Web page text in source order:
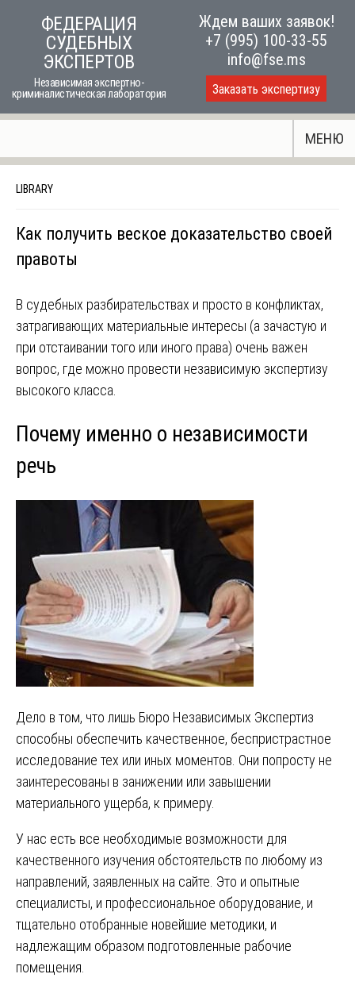
ФЕДЕРАЦИЯ
СУДЕБНЫХ
ЭКСПЕРТОВ
Независимая экспертно-
криминалистическая лаборатория
Ждем ваших заявок!
+7 (995) 100-33-55
info@fse.ms
Заказать экспертизу
МЕНЮ
LIBRARY
Как получить веское доказательство своей
правоты
В судебных разбирательствах и просто в конфликтах,
затрагивающих материальные интересы (а зачастую и
при отстаивании того или иного права) очень важен
вопрос, где можно провести независимую экспертизу
высокого класса.
Почему именно о независимости
речь
Дело в том, что лишь Бюро Независимых Экспертиз
способны обеспечить качественное, беспристрастное
исследование тех или иных моментов. Они попросту не
заинтересованы в занижении или завышении
материального ущерба, к примеру.
У нас есть все необходимые возможности для
качественного изучения обстоятельств по любому из
направлений, заявленных на сайте. Это и опытные
специалисты, и профессиональное оборудование, и
тщательно отобранные новейшие методики, и
надлежащим образом подготовленные рабочие
помещения.